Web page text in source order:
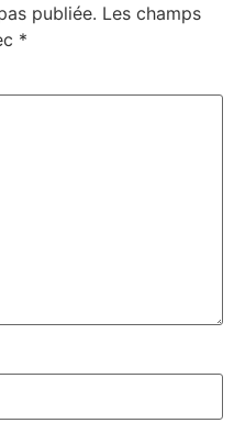
publiée. Les champs
*